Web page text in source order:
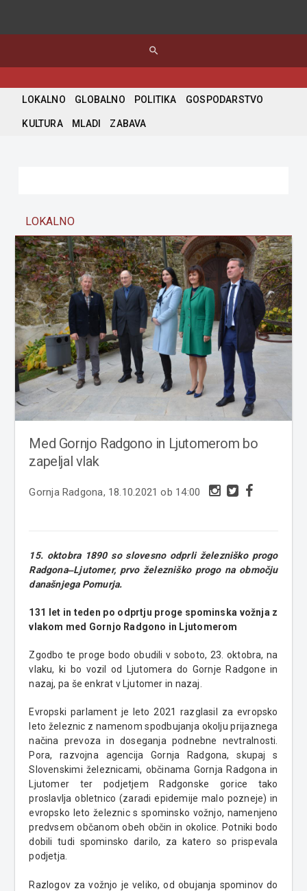
search
LOKALNO GLOBALNO POLITIKA GOSPODARSTVO
KULTURA MLADI ZABAVA
LOKALNO
Med Gornjo Radgono in Ljutomerom bo
zapeljal vlak
Gornja Radgona, 18.10.2021 ob 14:00
15. oktobra 1890 so slovesno odprli železniško progo
Radgona‒Ljutomer, prvo železniško progo na območju
današnjega Pomurja.
131 let in teden po odprtju proge spominska vožnja z
vlakom med Gornjo Radgono in Ljutomerom
Zgodbo te proge bodo obudili v soboto, 23. oktobra, na
vlaku, ki bo vozil od Ljutomera do Gornje Radgone in
nazaj, pa še enkrat v Ljutomer in nazaj.
Evropski parlament je leto 2021 razglasil za evropsko
leto železnic z namenom spodbujanja okolju prijaznega
načina prevoza in doseganja podnebne nevtralnosti.
Pora, razvojna agencija Gornja Radgona, skupaj s
Slovenskimi železnicami, občinama Gornja Radgona in
Ljutomer ter podjetjem Radgonske gorice tako
proslavlja obletnico (zaradi epidemije malo pozneje) in
evropsko leto železnic s spominsko vožnjo, namenjeno
predvsem občanom obeh občin in okolice. Potniki bodo
dobili tudi spominsko darilo, za katero so prispevala
podjetja.
Razlogov za vožnjo je veliko, od obujanja spominov do